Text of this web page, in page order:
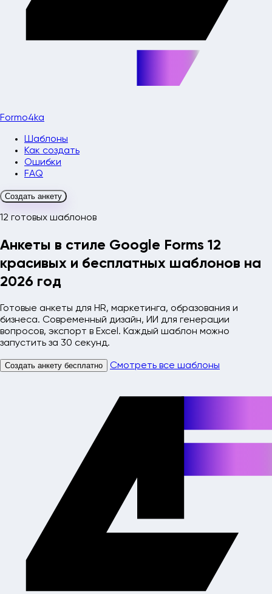
Formo4ka
Шаблоны
Как создать
Ошибки
FAQ
Создать анкету
12 готовых шаблонов
Анкеты в стиле Google Forms 12
красивых и бесплатных шаблонов на
2026 год
Готовые анкеты для HR, маркетинга, образования и
бизнеса. Современный дизайн, ИИ для генерации
вопросов, экспорт в Excel. Каждый шаблон можно
запустить за 30 секунд.
Создать анкету бесплатно Смотреть все шаблоны